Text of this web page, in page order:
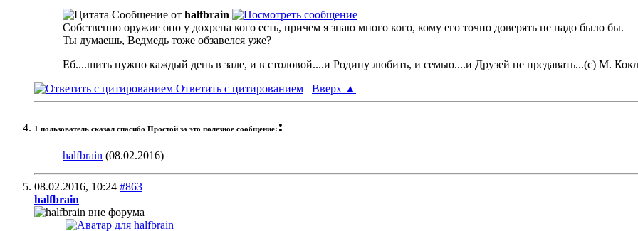
Сообщение от halfbrain
Собственно оружие оно у дохрена кого есть, причем я знаю много кого, кому его точно доверять не надо было бы.
Ты думаешь, Ведмедь тоже обзавелся уже?
Еб....шить нужно каждый день в зале, и в столовой....и Родину любить, и семью....и Друзей не предавать...(с) М.
Ответить с цитированием
Вверх ▲
1 пользователь сказал cпасибо Простой за это полезное сообщение: :
halfbrain (08.02.2016)
08.02.2016, 10:24 #863
halfbrain